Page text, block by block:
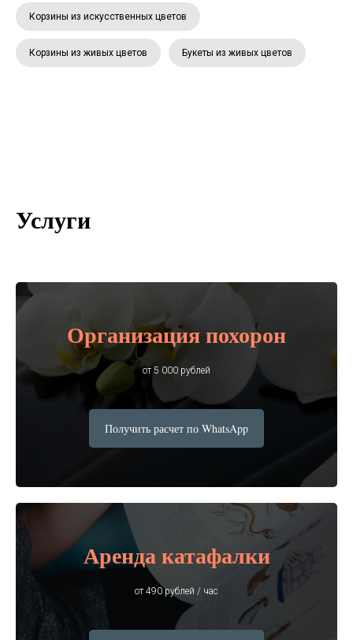
Корзины из искусственных цветов
Корзины из живых цветов Букеты из живых цветов
Услуги
Организация похорон
от 5 000 рублей
Получить расчет по WhatsApp
Аренда катафалки
от 490 рублей / час